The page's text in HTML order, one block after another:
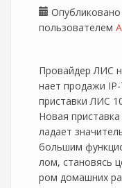
пользователем
Провайдер ЛИС
нает продажи IP-
приставки ЛИС
Новая
ладает
большим
лом, становясь
ром домашних